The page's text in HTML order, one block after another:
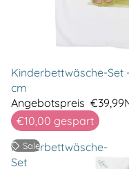
Kinderbettwäsche-Set
cm
Angebotspreis €39,99
€10,00 gespart
Kinderbettwäsche-
Set
Sale